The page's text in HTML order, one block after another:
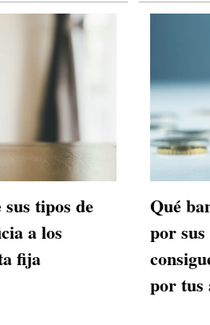
tipos de
a los
fija
Qué
por
por tus